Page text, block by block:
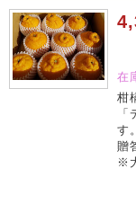
在
柑
す。
贈
※